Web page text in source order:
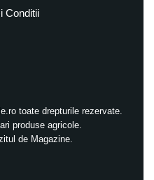
Conditii
toate drepturile rezervate.
produse agricole.
de Magazine.